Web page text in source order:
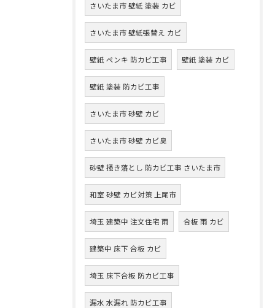
さいたま市 壁紙 塗装 カビ
さいたま市 壁紙張替え カビ
壁紙 ペンキ 防カビ工事 壁紙 塗装 カビ
壁紙 塗装 防カビ工事
さいたま市 砂壁 カビ
さいたま市 砂壁 カビ臭
砂壁 掻き落とし 防カビ工事 さいたま市
和室 砂壁 カビ対策 上尾市
埼玉 建築中 注文住宅 雨 合板 雨 カビ
建築中 床下 合板 カビ
埼玉 床下合板 防カビ工事
漏水 水漏れ 防カビ工事